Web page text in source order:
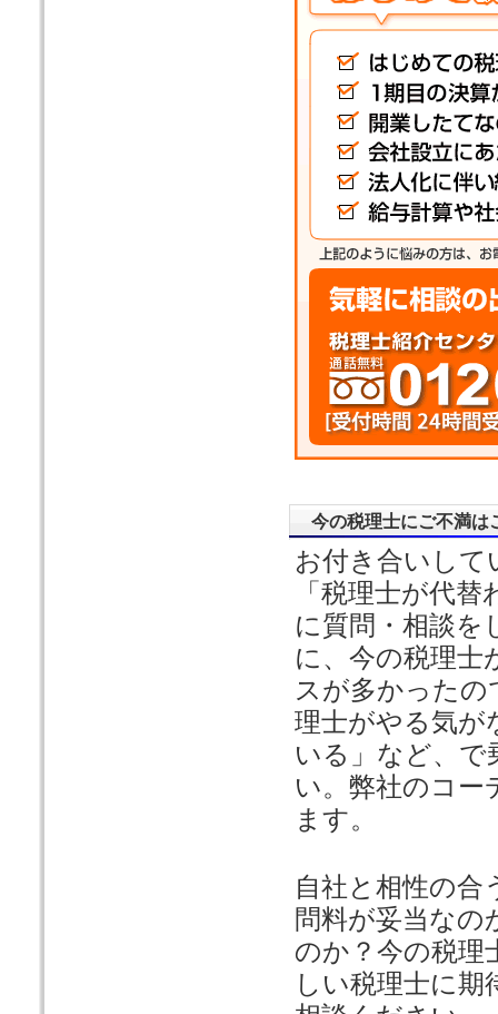
今の税理士にご不満は
お付き合いして
「税理士が代
に質問・相談を
に、今の税理士
スが多かった
理士がやる気が
いる」など、で
い。弊社のコ
ます。
自社と相性の合
問料が妥当なの
のか？今の税理
しい税理士に